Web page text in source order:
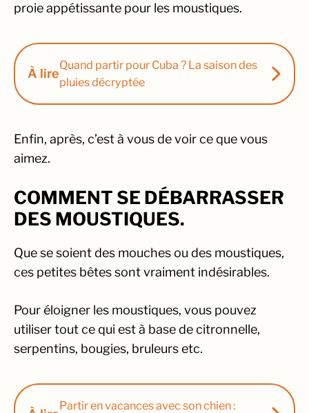
proie appétissante pour les moustiques.
À lire
Quand partir pour Cuba ? La saison des
pluies décryptée
Enfin, après, c’est à vous de voir ce que vous
aimez.
COMMENT SE DÉBARRASSER
DES MOUSTIQUES.
Que se soient des mouches ou des moustiques,
ces petites bêtes sont vraiment indésirables.
Pour éloigner les moustiques, vous pouvez
utiliser tout ce qui est à base de citronnelle,
serpentins, bougies, bruleurs etc.
Partir en vacances avec son chien :